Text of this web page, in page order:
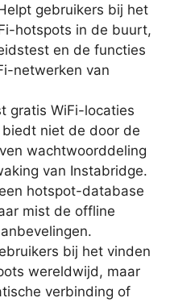
gebruikers bij het
hotspots in de buurt,
en de functies
netwerken van
gratis WiFi-locaties
niet de door de
wachtwoorddeling
van Instabridge.
hotspot-database
mist de offline
bij het vinden
wereldwijd, maar
verbinding of